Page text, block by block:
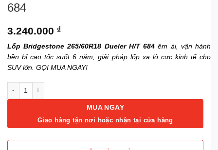
684
3.240.000 ₫
Lốp Bridgestone 265/60R18 Dueler H/T 684 êm ái, vận hành
bền bỉ cao tốc suốt 6 năm, giải pháp lốp xa lộ cực kinh tế cho
SUV lớn. GỌI MUA NGAY!
MUA NGAY
Giao hàng tận nơi hoặc nhận tại cửa hàng